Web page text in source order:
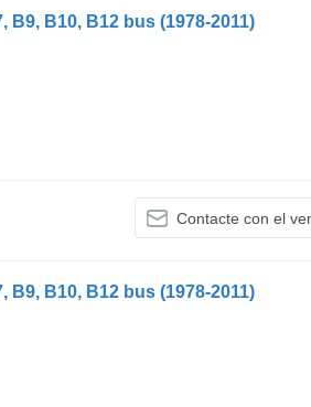
B9, B10, B12 bus (1978-2011)
Contacte con el
B9, B10, B12 bus (1978-2011)